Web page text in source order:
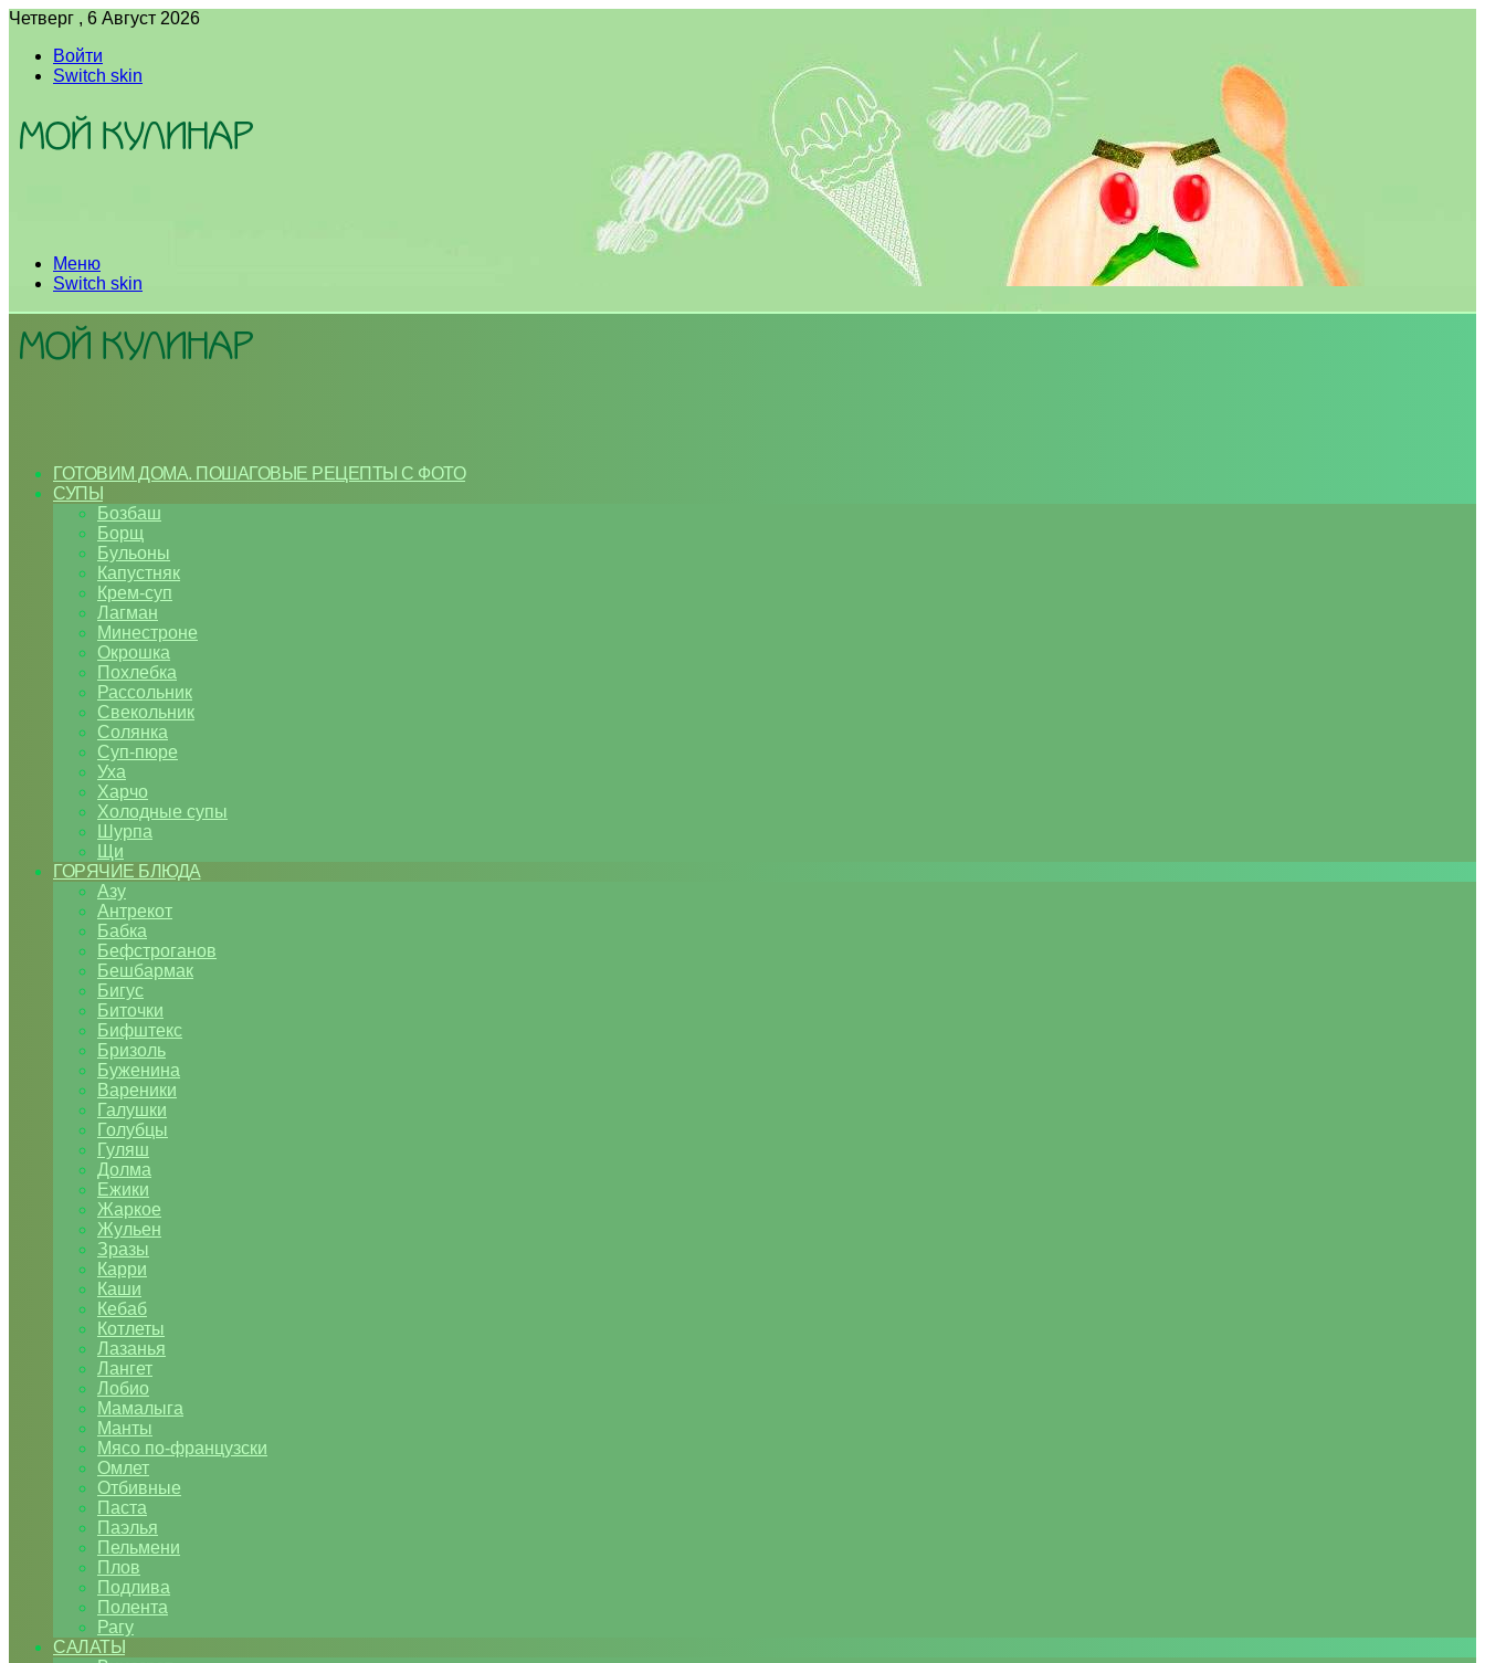
Четверг , 6 Август 2026
Войти
Switch skin
Меню
Switch skin
ГОТОВИМ ДОМА. ПОШАГОВЫЕ РЕЦЕПТЫ С ФОТО
СУПЫ
Бозбаш
Борщ
Бульоны
Капустняк
Крем-суп
Лагман
Минестроне
Окрошка
Похлебка
Рассольник
Свекольник
Солянка
Суп-пюре
Уха
Харчо
Холодные супы
Шурпа
Щи
ГОРЯЧИЕ БЛЮДА
Азу
Антрекот
Бабка
Бефстроганов
Бешбармак
Бигус
Биточки
Бифштекс
Бризоль
Буженина
Вареники
Галушки
Голубцы
Гуляш
Долма
Ежики
Жаркое
Жульен
Зразы
Карри
Каши
Кебаб
Котлеты
Лазанья
Лангет
Лобио
Мамалыга
Манты
Мясо по-французски
Омлет
Отбивные
Паста
Паэлья
Пельмени
Плов
Подлива
Полента
Рагу
САЛАТЫ